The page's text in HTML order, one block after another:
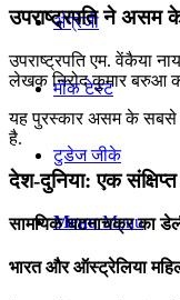
अंग्रेजी
मॉक टेस्ट
टुडेज जीके
Menu Menu
उपराष्ट्रपति ने असम के
उपराष्ट्रपति एम. वेंकैया
लेखक निरोद कुमार बरुआ
यह पुरस्कार असम के सबसे
है.
देश-दुनिया: एक संक्षिप्त
सामयिक घटनाचक्र का
भारत और ऑस्‍ट्रेलिया